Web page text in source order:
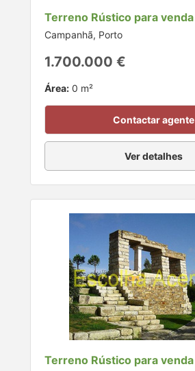
Terreno Rústico para venda
Campanhã, Porto
1.700.000 €
Área: 0 m²
Contactar agente
Ver detalhes
Terreno Rústico para venda